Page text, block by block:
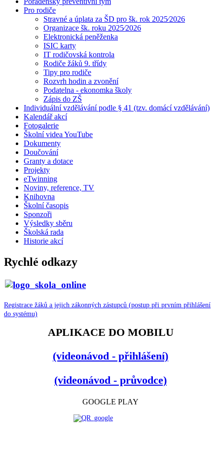
Pro rodiče
Stravné a úplata za ŠD pro šk. rok 2025⁄2026
Organizace šk. roku 2025⁄2026
Elektronická peněženka
ISIC karty
IT rodičovská kontrola
Rodiče žáků 9. třídy
Tipy pro rodiče
Rozvrh hodin a zvonění
Podatelna - ekonomka školy
Zápis do ZŠ
Individuální vzdělávání podle § 41 (tzv. domácí vzdělávání)
Kalendář akcí
Fotogalerie
Školní videa YouTube
Dokumenty
Doučování
Granty a dotace
Projekty
eTwinning
Noviny, reference, TV
Knihovna
Školní časopis
Sponzoři
Výsledky sběru
Školská rada
Historie akcí
Rychlé odkazy
Registrace žáků a jejich zákonných zástupců (postup při prvním přihlášení
do systému)
APLIKACE DO MOBILU
(videonávod - přihlášení)
(videonávod - průvodce)
GOOGLE PLAY